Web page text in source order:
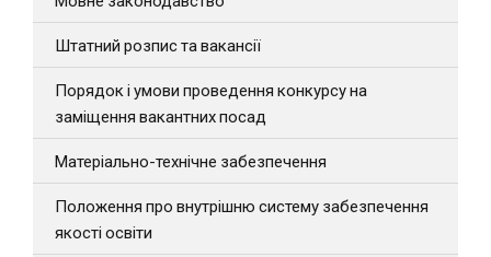
Штатний розпис та вакансії
Порядок і умови проведення конкурсу на
заміщення вакантних посад
Матеріально-технічне забезпечення
Положення про внутрішню систему забезпечення
якості освіти